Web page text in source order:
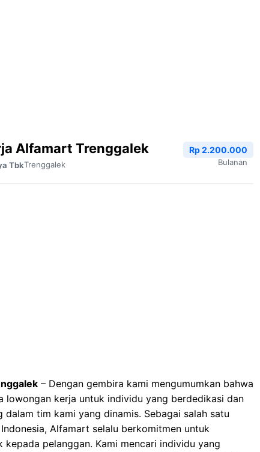
Alfamart Trenggalek
TbkTrenggalek
Rp 2.200.000
Bulanan
– Dengan gembira kami mengumumkan bahwa
lowongan kerja untuk individu yang berdedikasi dan
tim kami yang dinamis. Sebagai salah satu
Alfamart selalu berkomitmen untuk
kepada pelanggan. Kami mencari individu yang